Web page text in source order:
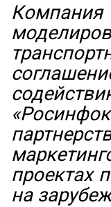
Компания
проектах
на